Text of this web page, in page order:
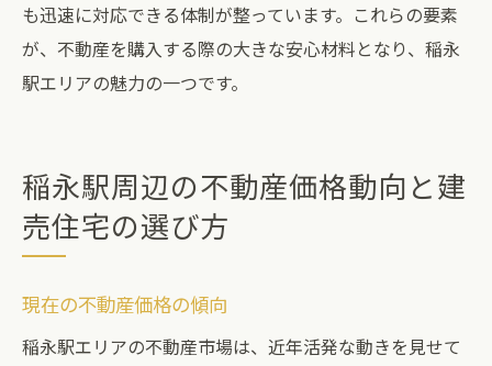
も迅速に対応できる体制が整っています。これらの要素
が、不動産を購入する際の大きな安心材料となり、稲永
駅エリアの魅力の一つです。
稲永駅周辺の不動産価格動向と建
売住宅の選び方
現在の不動産価格の傾向
稲永駅エリアの不動産市場は、近年活発な動きを見せて